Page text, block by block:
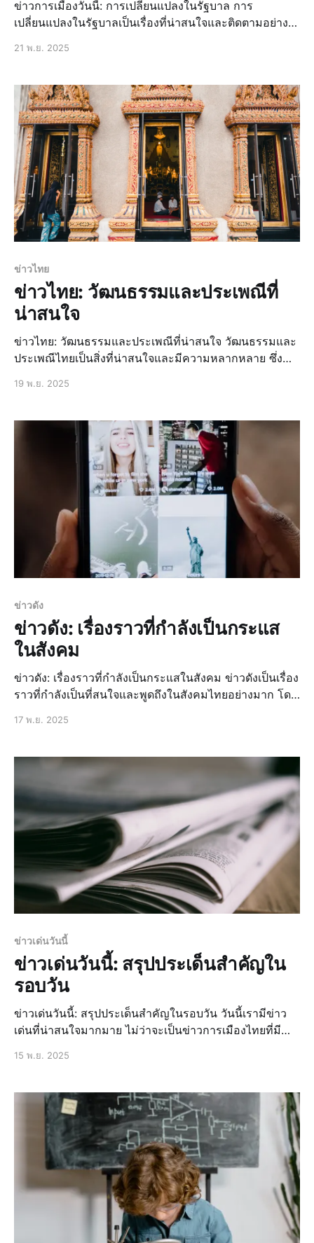
ข่าวการเมืองวันนี้: การเปลี่ยนแปลงในรัฐบาล การ
เปลี่ยนแปลงในรัฐบาลเป็นเรื่องที่น่าสนใจและติดตามอย่าง
ใหม่ ซึ่งอาจส่งผลกระทบต่อการบริหารประเทศในหลายๆ
รัฐมนตรีเป็นข่าวที่ได้รับความสนใจอย่างมาก เนื
21 พ.ย. 2025
ข่าวไทย
ข่าวไทย: วัฒนธรรมและประเพณีที่
น่าสนใจ
ข่าวไทย: วัฒนธรรมและประเพณีที่น่าสนใจ วัฒนธรรมและ
ประเพณีไทยเป็นสิ่งที่น่าสนใจและมีความหลากหลาย ซึ่ง
น่าสนใจและควรค่าแก่การศึกษา
19 พ.ย. 2025
ข่าวดัง
ข่าวดัง: เรื่องราวที่กำลังเป็นกระแส
ในสังคม
ข่าวดัง: เรื่องราวที่กำลังเป็นกระแสในสังคม ข่าวดังเป็นเรื่อง
ราวที่กำลังเป็นที่สนใจและพูดถึงในสังคมไทยอย่างมาก โดย
การเมืองไทยวันนี้ ข่าวสดที่นำเสนอข่าวเด่นวันนี้ที่คุณไม่
17 พ.ย. 2025
ข่าวเด่นวันนี้
ข่าวเด่นวันนี้: สรุปประเด็นสำคัญใน
รอบวัน
ข่าวเด่นวันนี้: สรุปประเด็นสำคัญในรอบวัน วันนี้เรามีข่าว
เด่นที่น่าสนใจมากมาย ไม่ว่าจะเป็นข่าวการเมืองไทยที่มี
15 พ.ย. 2025